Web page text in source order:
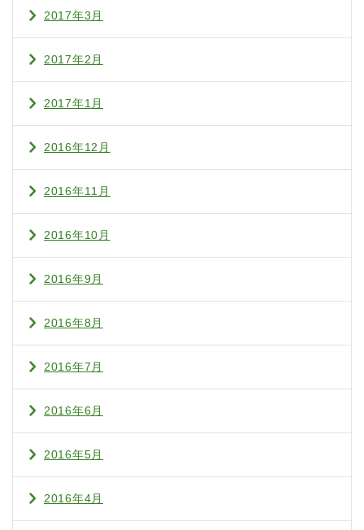
2017年3月
2017年2月
2017年1月
2016年12月
2016年11月
2016年10月
2016年9月
2016年8月
2016年7月
2016年6月
2016年5月
2016年4月